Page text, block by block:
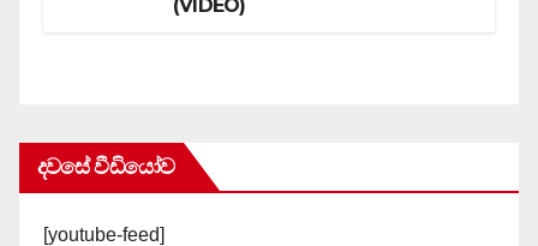
(VIDEO)
දවසේ වීඩියෝව
[youtube-feed]